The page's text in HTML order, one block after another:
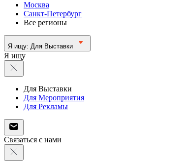
Москва
Санкт-Петербург
Все регионы
Я ищу: Для Выставки
Я ищу
Для Выставки
Для Мероприятия
Для Рекламы
Связаться с нами